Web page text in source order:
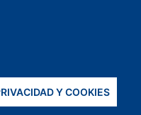
Y COOKIES